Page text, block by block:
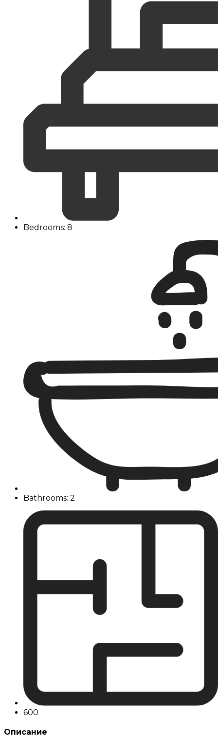
Bedrooms: 8
Bathrooms: 2
600
Описание